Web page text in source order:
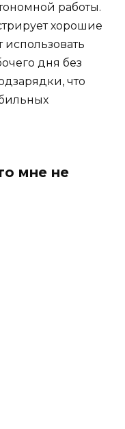
работы.
хорошие
использовать
дня без
что
мне не